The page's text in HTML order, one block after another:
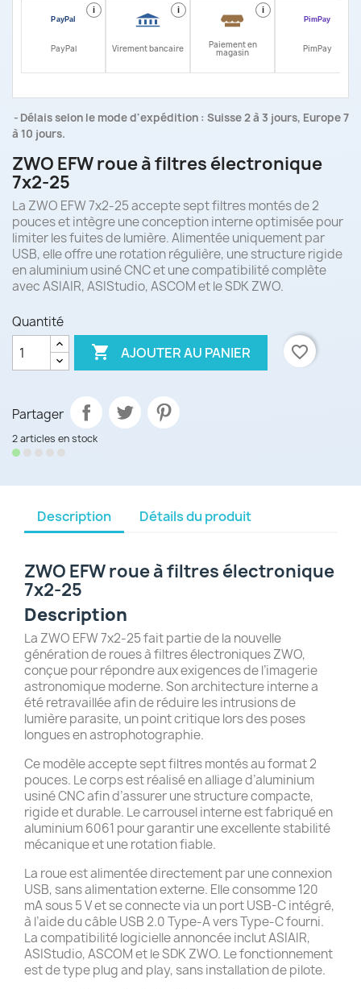
i
PayPal
i
Virement bancaire
i
Paiement en
magasin PimPay
Délais selon le mode d'expédition : Suisse 2 à 3 jours, Europe 7
à 10 jours.
ZWO EFW roue à filtres électronique
7x2-25
La ZWO EFW 7x2-25 accepte sept filtres montés de 2
pouces et intègre une conception interne optimisée pour
limiter les fuites de lumière. Alimentée uniquement par
USB, elle offre une rotation régulière, une structure rigide
en aluminium usiné CNC et une compatibilité complète
avec ASIAIR, ASIStudio, ASCOM et le SDK ZWO.
Quantité
 AJOUTER AU PANIER favorite_border
Partager
2 articles en stock
Description Détails du produit
ZWO EFW roue à filtres électronique
7x2-25
Description
La ZWO EFW 7x2-25 fait partie de la nouvelle
génération de roues à filtres électroniques ZWO,
conçue pour répondre aux exigences de l’imagerie
astronomique moderne. Son architecture interne a
été retravaillée afin de réduire les intrusions de
lumière parasite, un point critique lors des poses
longues en astrophotographie.
Ce modèle accepte sept filtres montés au format 2
pouces. Le corps est réalisé en alliage d’aluminium
usiné CNC afin d’assurer une structure compacte,
rigide et durable. Le carrousel interne est fabriqué en
aluminium 6061 pour garantir une excellente stabilité
mécanique et une rotation fiable.
La roue est alimentée directement par une connexion
USB, sans alimentation externe. Elle consomme 120
mA sous 5 V et se connecte via un port USB-C intégré,
à l’aide du câble USB 2.0 Type-A vers Type-C fourni.
La compatibilité logicielle annoncée inclut ASIAIR,
ASIStudio, ASCOM et le SDK ZWO. Le fonctionnement
est de type plug and play, sans installation de pilote.